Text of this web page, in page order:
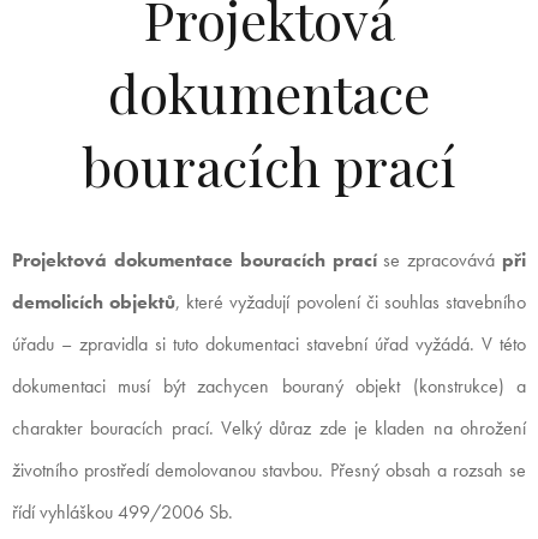
Projektová
dokumentace
bouracích prací
Projektová dokumentace bouracích pracíse zpracovává při
demolicích objektů, které vyžadují povolení či souhlas stavebního
úřadu – zpravidla si tuto dokumentaci stavební úřad vyžádá. V této
dokumentaci musí být zachycen bouraný objekt (konstrukce) a
charakter bouracích prací. Velký důraz zde je kladen na ohrožení
životního prostředí demolovanou stavbou. Přesný obsah a rozsah se
řídí vyhláškou 499/2006 Sb.